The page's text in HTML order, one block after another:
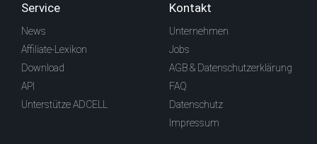
Service
News
Affiliate-Lexikon
Download
API
Unterstütze ADCELL
Kontakt
Unternehmen
Jobs
AGB & Datenschutzerklärung
FAQ
Datenschutz
Impressum